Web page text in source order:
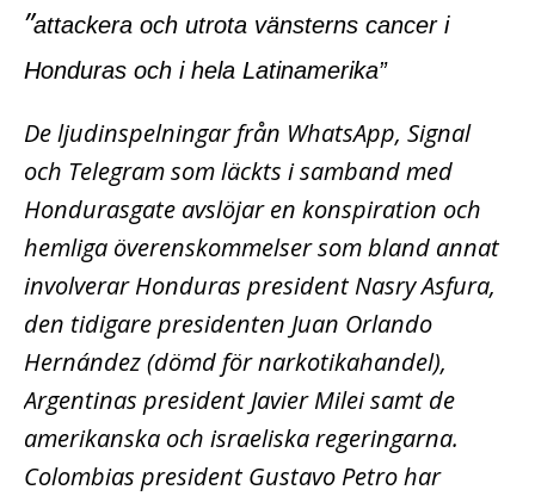
”attackera och utrota vänsterns cancer i
Honduras och i hela Latinamerika”
De ljudinspelningar från WhatsApp, Signal
och Telegram som läckts i samband med
Hondurasgate avslöjar en konspiration och
hemliga överenskommelser som bland annat
involverar Honduras president Nasry Asfura,
den tidigare presidenten Juan Orlando
Hernández (dömd för narkotikahandel),
Argentinas president Javier Milei samt de
amerikanska och israeliska regeringarna.
Colombias president Gustavo Petro har